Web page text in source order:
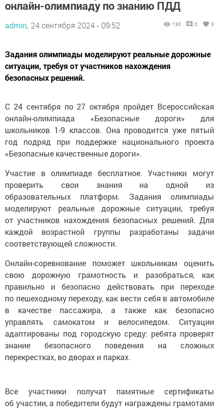
ситуации, требуя от участников нахождения
безопасных решений.
онлайн-олимпиада «Безопасные дороги» для
школьников 1-9 классов. Она проводится уже пятый
год подряд при поддержке национального проекта
«Безопасные качественные дороги».
проверить свои знания на одной из
образовательных платформ. Задания олимпиады
моделируют реальные дорожные ситуации, требуя
от участников нахождения безопасных решений. Для
каждой возрастной группы разработаны задачи
соответствующей сложности.
свою дорожную грамотность и разобраться, как
правильно и безопасно действовать при переходе
по пешеходному переходу, как вести себя в автомобиле
в качестве пассажира, а также как безопасно
управлять самокатом и велосипедом. Ситуации
адаптированы под городскую среду: ребята проверят
знание безопасного поведения на сложных
перекрестках, во дворах и парках.
об участии, а победители будут награждены грамотами
и дипломами.